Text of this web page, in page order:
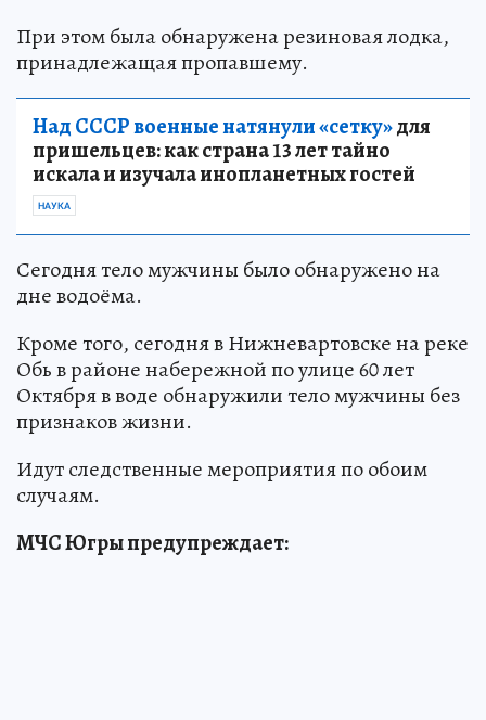
При этом была обнаружена резиновая лодка,
принадлежащая пропавшему.
Над СССР военные натянули «сетку»для
пришельцев: как страна 13 лет тайно
искала и изучала инопланетных гостей
НАУКА
Сегодня тело мужчины было обнаружено на
дне водоёма.
Кроме того, сегодня в Нижневартовске на реке
Обь в районе набережной по улице 60 лет
Октября в воде обнаружили тело мужчины без
признаков жизни.
Идут следственные мероприятия по обоим
случаям.
МЧС Югры предупреждает: